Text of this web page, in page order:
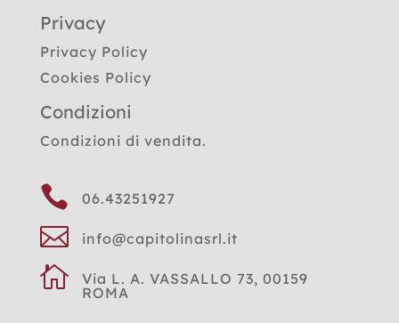
Privacy
Privacy Policy
Cookies Policy
Condizioni
Condizioni di vendita.
 06.43251927
 info@capitolinasrl.it

Via L. A. VASSALLO 73, 00159
ROMA